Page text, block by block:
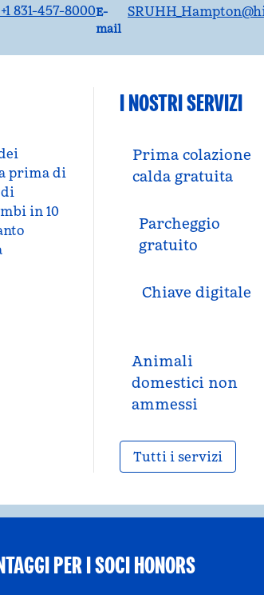
831-457-8000E-
mail
EmailSRUHH_Hampton
prima di
di
in 10
I NOSTRI SERVIZI
Prima colazione
calda gratuita
Parcheggio
gratuito
Chiave digitale
Animali
domestici non
ammessi
Tutti i servizi
PER I SOCI HONORS